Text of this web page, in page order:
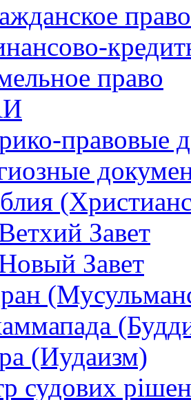
право
право
правовые
Завет
Завет
(Иудаизм)
судових